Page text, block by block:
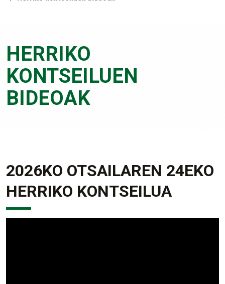
HERRIKO
KONTSEILUEN
BIDEOAK
2026KO OTSAILAREN 24EKO
HERRIKO KONTSEILUA